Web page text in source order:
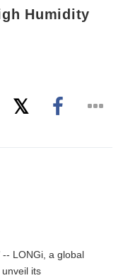
Humidity
LONGi, a global
its